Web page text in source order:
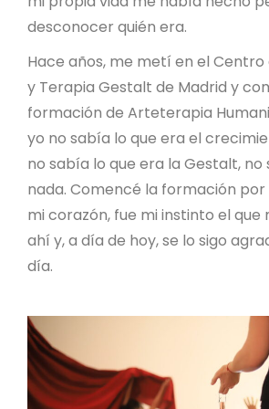
desconocer quién era.
Hace años, me metí en el
y Terapia Gestalt de Madrid y
formación de Arteterapia
yo no sabía lo que era el
no sabía lo que era la Gestalt, no
nada. Comencé la formación por
mi corazón, fue mi instinto el que
ahí y, a día de hoy, se lo sigo
día.